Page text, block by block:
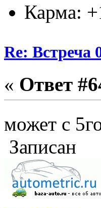
Карма:
Re: Встреча
« Ответ
может с
Записан